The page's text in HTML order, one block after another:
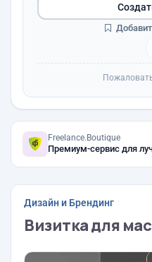
Freelance.Boutique
Премиум-сервис для
Дизайн и Брендинг
Визитка для